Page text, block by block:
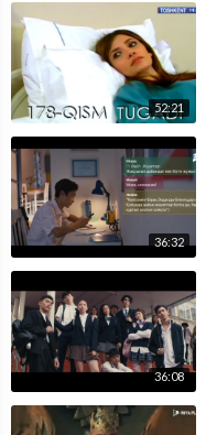
52:21
36:32
36:08